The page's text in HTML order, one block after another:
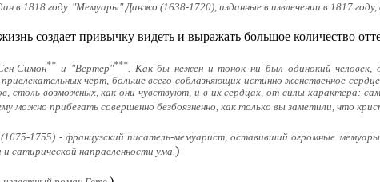
в 1818 году. "Мемуары" Данжо (1638-1720), изданные в извлечении в 1817
создает привычку видеть и выражать большое количество
Симон** и "Вертер"***
. Как бы нежен и тонок ни был одинокий человек,
черт, больше всего соблазняющих истинно женственное
столь возможных, как они чувствуют, и в их сердцах, от силы характера:
можно прибегать совершенно безбоязненно, как только вы заметили, что
1755) - французский писатель-мемуарист, оставивший огромные
сатирической направленности ума.)